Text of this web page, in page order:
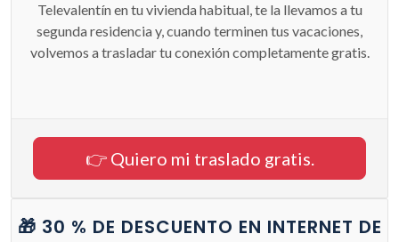
Televalentín en tu vivienda habitual, te la llevamos a tu
segunda residencia y, cuando terminen tus vacaciones,
volvemos a trasladar tu conexión completamente gratis.
👉 Quiero mi traslado gratis.
🎁 30 % DE DESCUENTO EN INTERNET DE